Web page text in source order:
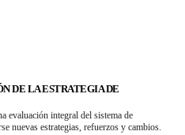
DE LA ESTRATEGIA DE
evaluación integral del sistema de
nuevas estrategias, refuerzos y cambios.